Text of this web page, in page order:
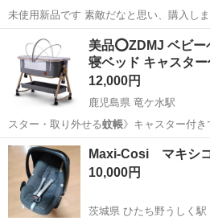
未使用新品です 素敵だなと思い、購入しましたが、使うタイミングを
逃し、家に残っていたので、どなたか使
したいと思います。 居なければ、破棄となります。 これぐらいの値段
なら購入したいなぁと言う...
水沢駅
美品⭕️ZDMJ ベビーベッド 折り
寝ベッド キャスター
12,000円
鹿児島県 竜ケ水駅
スター・取り外せる蚊帳》キャスター付
帳付き。片側のベッド…
鹿児島 鹿児島市 ベビ
Maxi-Cosi マキシ
10,000円
茨城県 ひたち野うしく駅